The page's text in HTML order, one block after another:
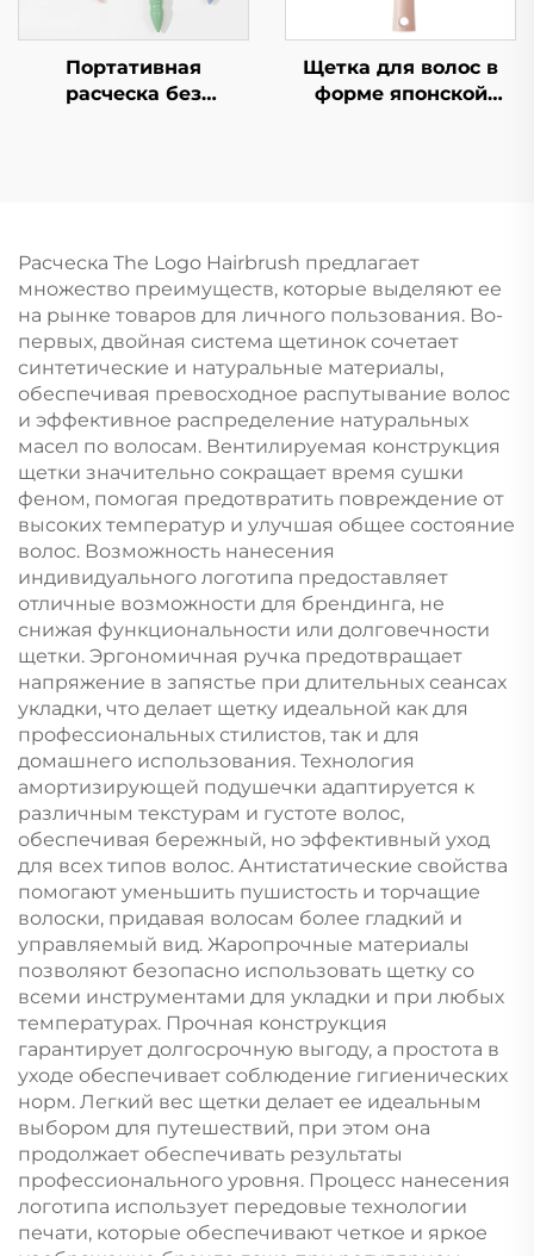
Портативная
расческа без
нейлоновая пэддел
расческа с
вентиляционной
системой
Щетка для волос в
форме японской
нейлоновая, модная,
для женщин, для
домашнего
использования
Расческа The Logo Hairbrush предлагает
множество преимуществ, которые выделяют ее
на рынке товаров для личного пользования. Во-
первых, двойная система щетинок сочетает
синтетические и натуральные материалы,
обеспечивая превосходное распутывание волос
и эффективное распределение натуральных
масел по волосам. Вентилируемая конструкция
щетки значительно сокращает время сушки
феном, помогая предотвратить повреждение от
высоких температур и улучшая общее состояние
волос. Возможность нанесения
индивидуального логотипа предоставляет
отличные возможности для брендинга, не
снижая функциональности или долговечности
щетки. Эргономичная ручка предотвращает
напряжение в запястье при длительных сеансах
укладки, что делает щетку идеальной как для
профессиональных стилистов, так и для
домашнего использования. Технология
амортизирующей подушечки адаптируется к
различным текстурам и густоте волос,
обеспечивая бережный, но эффективный уход
для всех типов волос. Антистатические свойства
помогают уменьшить пушистость и торчащие
волоски, придавая волосам более гладкий и
управляемый вид. Жаропрочные материалы
позволяют безопасно использовать щетку со
всеми инструментами для укладки и при любых
температурах. Прочная конструкция
гарантирует долгосрочную выгоду, а простота в
уходе обеспечивает соблюдение гигиенических
норм. Легкий вес щетки делает ее идеальным
выбором для путешествий, при этом она
продолжает обеспечивать результаты
профессионального уровня. Процесс нанесения
логотипа использует передовые технологии
печати, которые обеспечивают четкое и яркое